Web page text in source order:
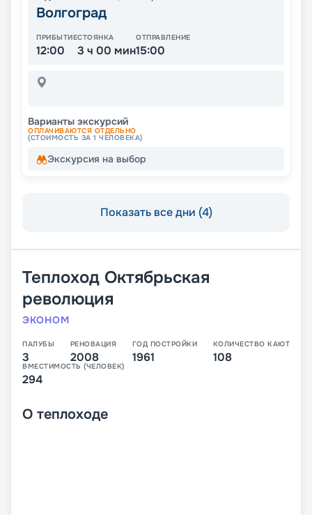
Волгоград
ПРИБЫТИЕ
12:00
СТОЯНКА
3 ч 00 мин
ОТПРАВЛЕНИЕ
15:00
Варианты экскурсий
ОПЛАЧИВАЮТСЯ ОТДЕЛЬНО
(СТОИМОСТЬ ЗА 1 ЧЕЛОВЕКА)
Экскурсия на выбор
Показать все дни (4)
Теплоход Октябрьская
революция
ЭКОНОМ
ПАЛУБЫ
3
РЕНОВАЦИЯ
2008
ГОД ПОСТРОЙКИ
1961
КОЛИЧЕСТВО КАЮТ
108
ВМЕСТИМОСТЬ (ЧЕЛОВЕК)
294
О теплоходе